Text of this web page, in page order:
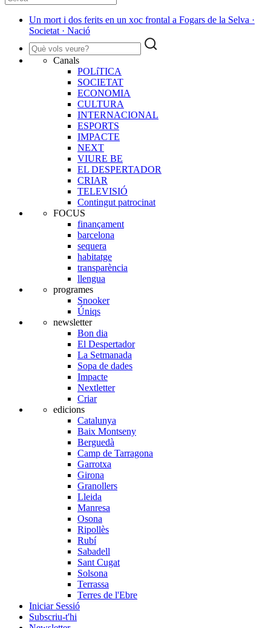
Un mort i dos ferits en un xoc frontal a Fogars de la Selva ·
Societat · Nació
Canals
POLíTICA
SOCIETAT
ECONOMIA
CULTURA
INTERNACIONAL
ESPORTS
IMPACTE
NEXT
VIURE BE
EL DESPERTADOR
CRIAR
TELEVISIÓ
Contingut patrocinat
FOCUS
finançament
barcelona
sequera
habitatge
transparència
llengua
programes
Snooker
Úniqs
newsletter
Bon dia
El Despertador
La Setmanada
Sopa de dades
Impacte
Nextletter
Criar
edicions
Catalunya
Baix Montseny
Berguedà
Camp de Tarragona
Garrotxa
Girona
Granollers
Lleida
Manresa
Osona
Ripollès
Rubí
Sabadell
Sant Cugat
Solsona
Terrassa
Terres de l'Ebre
Iniciar Sessió
Subscriu-t'hi